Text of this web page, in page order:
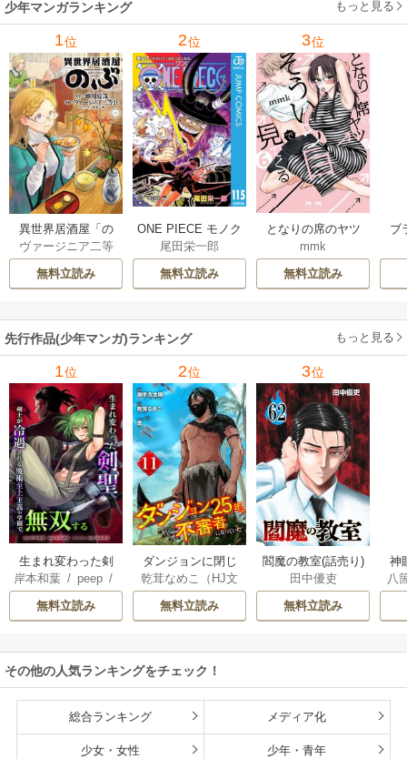
少年マンガランキング もっと見る
1位
異世界居酒屋「の
ぶ」
ヴァージニア二等
/ 蝉川夏哉
無料立読み
2位
ONE PIECE モノク
ロ版
尾田栄一郎
無料立読み
3位
となりの席のヤツ
がそういう目で見
てくる
mmk
無料立読み
ブ
先行作品(少年マンガ)ランキング もっと見る
1位
生まれ変わった剣
聖、剣士が冷遇さ
れる魔術至上主義
の学園で無双する
岸本和葉/ peep/
染野静也/
/taskey STUDI
無料立読み
2位
ダンジョンに閉じ
込められて25年。
救出されたときに
は立派な不審者に
版】
乾茸なめこ（HJ文
庫／ホビージャパ
ン刊）/御手洗太
無料立読み
3位
閻魔の教室(話売り)
田中優吏
無料立読み
神
八
その他の人気ランキングをチェック！
総合ランキング メディア化
少女・女性 少年・青年